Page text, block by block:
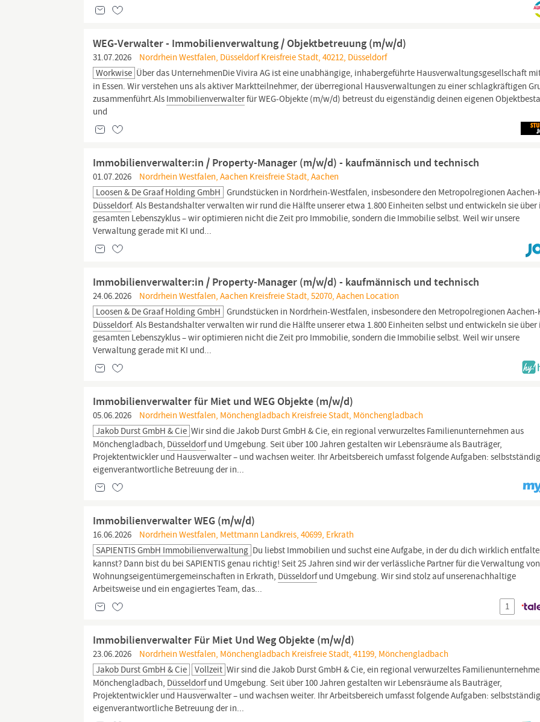
WEG-Verwalter - Immobilienverwaltung / Objektbetreuung (m/w/d)
31.07.2026
Nordrhein Westfalen, Düsseldorf Kreisfreie Stadt, 40212, Düsseldorf
Workwise Über das UnternehmenDie Vivira AG ist eine unabhängige, inhabergeführte Hausverwaltungsgesellschaft
in Essen. Wir verstehen uns als aktiver Marktteilnehmer, der überregional Hausverwaltungen zu einer schlagkräftigen
zusammenführt.Als Immobilienverwalterfür WEG-Objekte (m/w/d) betreust du eigenständig deinen eigenen
und
Immobilienverwalter:in / Property-Manager (m/w/d) - kaufmännisch und technisch
01.07.2026
Nordrhein Westfalen, Aachen Kreisfreie Stadt, Aachen
Loosen & De Graaf Holding GmbH Grundstücken in Nordrhein-Westfalen, insbesondere den Metropolregionen
Düsseldorf. Als Bestandshalter verwalten wir rund die Hälfte unserer etwa 1.800 Einheiten selbst und entwickeln sie über
gesamten Lebenszyklus – wir optimieren nicht die Zeit pro Immobilie, sondern die Immobilie selbst. Weil wir unsere
Verwaltung gerade mit KI und...
Immobilienverwalter:in / Property-Manager (m/w/d) - kaufmännisch und technisch
24.06.2026
Nordrhein Westfalen, Aachen Kreisfreie Stadt, 52070, Aachen Location
Loosen & De Graaf Holding GmbH Grundstücken in Nordrhein-Westfalen, insbesondere den Metropolregionen
Düsseldorf. Als Bestandshalter verwalten wir rund die Hälfte unserer etwa 1.800 Einheiten selbst und entwickeln sie über
gesamten Lebenszyklus – wir optimieren nicht die Zeit pro Immobilie, sondern die Immobilie selbst. Weil wir unsere
Verwaltung gerade mit KI und...
Immobilienverwalter für Miet und WEG Objekte (m/w/d)
05.06.2026
Nordrhein Westfalen, Mönchengladbach Kreisfreie Stadt, Mönchengladbach
Jakob Durst GmbH & Cie Wir sind die Jakob Durst GmbH & Cie, ein regional verwurzeltes Familienunternehmen aus
Mönchengladbach, Düsseldorfund Umgebung. Seit über 100 Jahren gestalten wir Lebensräume als Bauträger,
Projektentwickler und Hausverwalter – und wachsen weiter. Ihr Arbeitsbereich umfasst folgende Aufgaben:
eigenverantwortliche Betreuung der in...
Immobilienverwalter WEG (m/w/d)
16.06.2026
Nordrhein Westfalen, Mettmann Landkreis, 40699, Erkrath
SAPIENTIS GmbH Immobilienverwaltung Du liebst Immobilien und suchst eine Aufgabe, in der du dich wirklich
kannst? Dann bist du bei SAPIENTIS genau richtig! Seit 25 Jahren sind wir der verlässliche Partner für die Verwaltung von
Wohnungseigentümergemeinschaften in Erkrath, Düsseldorfund Umgebung. Wir sind stolz auf unserenachhaltige
Arbeitsweise und ein engagiertes Team, das...
1
Immobilienverwalter Für Miet Und Weg Objekte (m/w/d)
23.06.2026
Nordrhein Westfalen, Mönchengladbach Kreisfreie Stadt, 41199, Mönchengladbach
Jakob Durst GmbH & Cie
Vollzeit Wir sind die Jakob Durst GmbH & Cie, ein regional verwurzeltes
Mönchengladbach, Düsseldorfund Umgebung. Seit über 100 Jahren gestalten wir Lebensräume als Bauträger,
Projektentwickler und Hausverwalter – und wachsen weiter. Ihr Arbeitsbereich umfasst folgende Aufgaben:
eigenverantwortliche Betreuung der in...